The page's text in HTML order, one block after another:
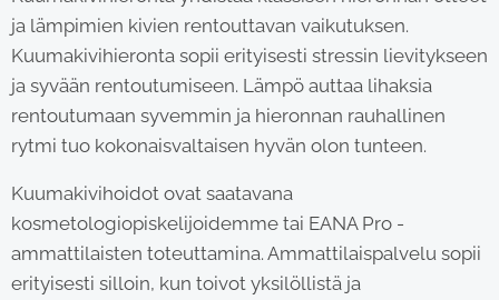
ja lämpimien kivien rentouttavan vaikutuksen.
Kuumakivihieronta sopii erityisesti stressin lievitykseen
ja syvään rentoutumiseen. Lämpö auttaa lihaksia
rentoutumaan syvemmin ja hieronnan rauhallinen
rytmi tuo kokonaisvaltaisen hyvän olon tunteen.
Kuumakivihoidot ovat saatavana
kosmetologiopiskelijoidemme tai EANA Pro -
ammattilaisten toteuttamina. Ammattilaispalvelu sopii
erityisesti silloin, kun toivot yksilöllistä ja